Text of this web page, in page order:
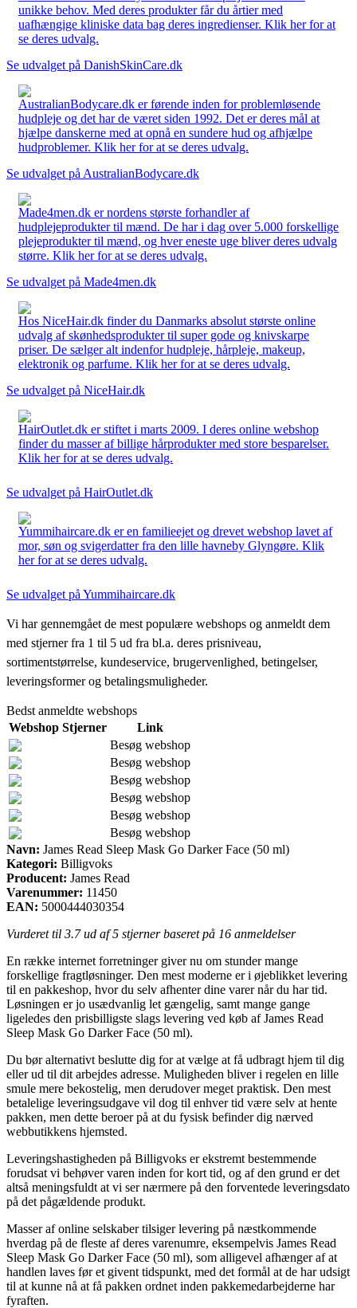
unikke behov. Med deres produkter får du årtier med
uafhængige kliniske data bag deres ingredienser. Klik her for at
se deres udvalg.
Se udvalget på DanishSkinCare.dk
AustralianBodycare.dk er førende inden for problemløsende
hudpleje og det har de været siden 1992. Det er deres mål at
hjælpe danskerne med at opnå en sundere hud og afhjælpe
hudproblemer. Klik her for at se deres udvalg.
Se udvalget på AustralianBodycare.dk
Made4men.dk er nordens største forhandler af
hudplejeprodukter til mænd. De har i dag over 5.000 forskellige
plejeprodukter til mænd, og hver eneste uge bliver deres udvalg
større. Klik her for at se deres udvalg.
Se udvalget på Made4men.dk
Hos NiceHair.dk finder du Danmarks absolut største online
udvalg af skønhedsprodukter til super gode og knivskarpe
priser. De sælger alt indenfor hudpleje, hårpleje, makeup,
elektronik og parfume. Klik her for at se deres udvalg.
Se udvalget på NiceHair.dk
HairOutlet.dk er stiftet i marts 2009. I deres online webshop
finder du masser af billige hårprodukter med store besparelser.
Klik her for at se deres udvalg.
Se udvalget på HairOutlet.dk
Yummihaircare.dk er en familieejet og drevet webshop lavet af
mor, søn og svigerdatter fra den lille havneby Glyngøre. Klik
her for at se deres udvalg.
Se udvalget på Yummihaircare.dk
Vi har gennemgået de mest populære webshops og anmeldt dem
med stjerner fra 1 til 5 ud fra bl.a. deres prisniveau,
sortimentstørrelse, kundeservice, brugervenlighed, betingelser,
leveringsformer og betalingsmuligheder.
Bedst anmeldte webshops
Webshop Stjerner
Link
Besøg webshop
Besøg webshop
Besøg webshop
Besøg webshop
Besøg webshop
Besøg webshop
Navn: James Read Sleep Mask Go Darker Face (50 ml)
Kategori: Billigvoks
Producent: James Read
Varenummer: 11450
EAN: 5000444030354
Vurderet til 3.7ud af 5 stjerner baseret på 16 anmeldelser
En række internet forretninger giver nu om stunder mange
forskellige fragtløsninger. Den mest moderne er i øjeblikket levering
til en pakkeshop, hvor du selv afhenter dine varer når du har tid.
Løsningen er jo usædvanlig let gængelig, samt mange gange
ligeledes den prisbilligste slags levering ved køb af James Read
Sleep Mask Go Darker Face (50 ml).
Du bør alternativt beslutte dig for at vælge at få udbragt hjem til dig
eller ud til dit arbejdes adresse. Muligheden bliver i regelen en lille
smule mere bekostelig, men derudover meget praktisk. Den mest
betalelige leveringsudgave vil dog til enhver tid være selv at hente
pakken, men dette beroer på at du fysisk befinder dig nærved
webbutikkens hjemsted.
Leveringshastigheden på Billigvoks er ekstremt bestemmende
forudsat vi behøver varen inden for kort tid, og af den grund er det
altså meningsfuldt at vi ser nærmere på den forventede leveringsdato
på det pågældende produkt.
Masser af online selskaber tilsiger levering på næstkommende
hverdag på de fleste af deres varenumre, eksempelvis James Read
Sleep Mask Go Darker Face (50 ml), som alligevel afhænger af at
handlen laves før et givent tidspunkt, med det formål at de har udsigt
til at kunne nå at få pakken ordnet inden pakkemedarbejderne har
fyraften.